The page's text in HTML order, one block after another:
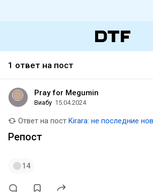
1 ответ на пост
Pray for Megumin
Виабу 15.04.2024
Ответ на пост Kirara: не последние
Репост
14